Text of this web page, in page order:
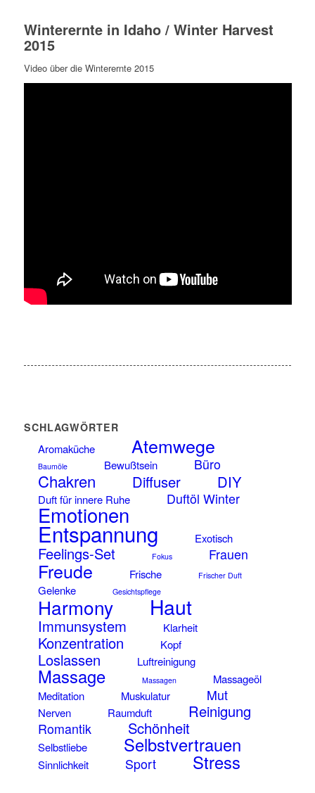
Winterernte in Idaho / Winter Harvest
2015
Video über die Winterernte 2015
SCHLAGWÖRTER
Aromaküche Atemwege
Baumöle Bewußtsein Büro
Chakren Diffuser DIY
Duft für innere Ruhe Duftöl Winter
Emotionen
Entspannung Exotisch
Feelings-Set Fokus Frauen
Freude Frische Frischer Duft
Gelenke Gesichtspflege
Harmony Haut
Immunsystem Klarheit
Konzentration Kopf
Loslassen Luftreinigung
Massage Massagen
Massageöl
Meditation
Muskulatur Mut
Nerven Raumduft Reinigung
Romantik Schönheit
Selbstliebe Selbstvertrauen
Sinnlichkeit Sport Stress